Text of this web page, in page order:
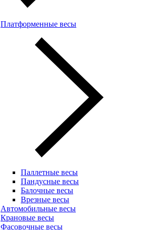
Платформенные весы
Паллетные весы
Пандусные весы
Балочные весы
Врезные весы
Автомобильные весы
Крановые весы
Фасовочные весы